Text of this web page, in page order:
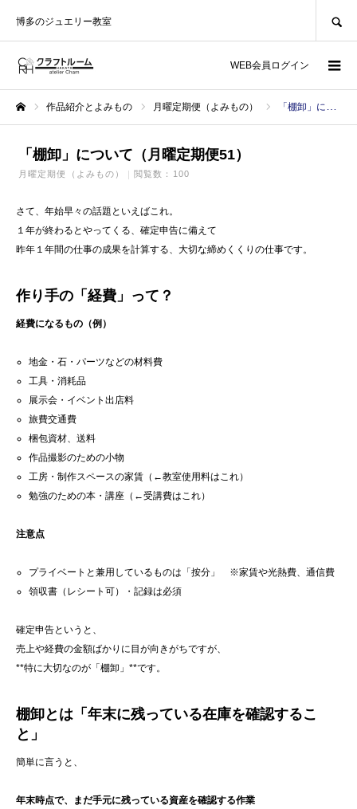
博多のジュエリー教室
WEB会員ログイン
作品紹介とよみもの 月曜定期便（よみもの） 「棚卸」について（月曜定期便51）
「棚卸」について（月曜定期便51）
月曜定期便（よみもの） 閲覧数：100
さて、年始早々の話題といえばこれ。
１年が終わるとやってくる、確定申告に備えて
昨年１年間の仕事の成果を計算する、大切な締めくくりの仕事です。
作り手の「経費」って？
経費になるもの（例）
地金・石・パーツなどの材料費
工具・消耗品
展示会・イベント出店料
旅費交通費
梱包資材、送料
作品撮影のための小物
工房・制作スペースの家賃（←教室使用料はこれ）
勉強のための本・講座（←受講費はこれ）
注意点
プライベートと兼用しているものは「按分」 ※家賃や光熱費、通信費
領収書（レシート可）・記録は必須
確定申告というと、
売上や経費の金額ばかりに目が向きがちですが、
**特に大切なのが「棚卸」**です。
棚卸とは「年末に残っている在庫を確認するこ
と」
簡単に言うと、
年末時点で、まだ手元に残っている資産を確認する作業